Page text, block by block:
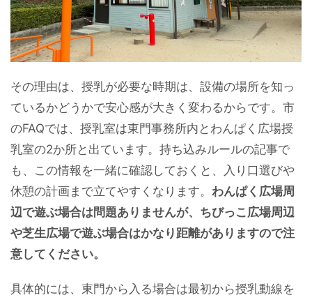
その理由は、授乳が必要な時期は、設備の場所を知っ
ているかどうかで安心感が大きく変わるからです。市
のFAQでは、授乳室は東門事務所内とわんぱく広場授
乳室の2か所と出ています。持ち込みルールの記事で
も、この情報を一緒に確認しておくと、入り口選びや
休憩の計画まで立てやすくなります。 わんぱく広場周
辺で遊ぶ場合は問題ありませんが、ちびっこ広場周辺
や芝生広場で遊ぶ場合はかなり距離がありますので注
意してください。
具体的には、東門から入る場合は最初から授乳動線を